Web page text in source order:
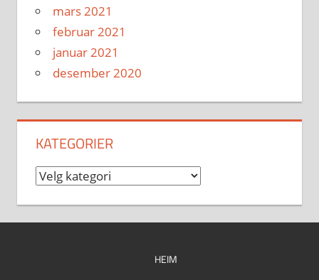
mars 2021
februar 2021
januar 2021
desember 2020
KATEGORIER
Kategorier
HEIM